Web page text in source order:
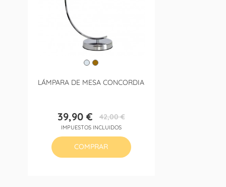
LÁMPARA DE MESA CONCORDIA
Precio
39,90 €Precio
base
42,00 €
IMPUESTOS INCLUIDOS
COMPRAR